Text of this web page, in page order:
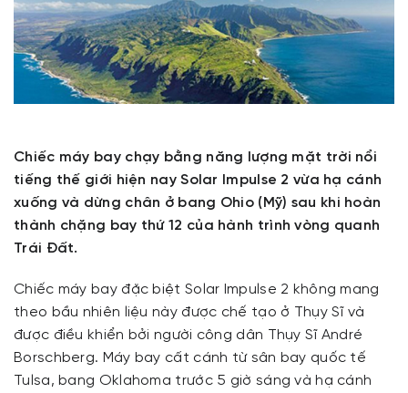
Chiếc máy bay chạy bằng năng lượng mặt trời nổi
tiếng thế giới hiện nay Solar Impulse 2 vừa hạ cánh
xuống và dừng chân ở bang Ohio (Mỹ) sau khi hoàn
thành chặng bay thứ 12 của hành trình vòng quanh
Trái Đất.
Chiếc máy bay đặc biệt Solar Impulse 2 không mang
theo bầu nhiên liệu này được chế tạo ở Thụy Sĩ và
được điều khiển bởi người công dân Thụy Sĩ André
Borschberg. Máy bay cất cánh từ sân bay quốc tế
Tulsa, bang Oklahoma trước 5 giờ sáng và hạ cánh